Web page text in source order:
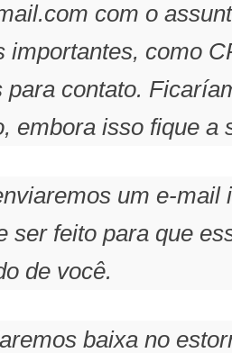
com o
importantes, como
contato.
embora isso fique a
um e-mail
ser feito para que
de você.
baixa no